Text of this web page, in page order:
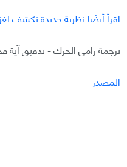
اقرأ أيضًا نظرية جديدة تكشف
ترجمة رامي الحرك - تدقيق آية
المصدر